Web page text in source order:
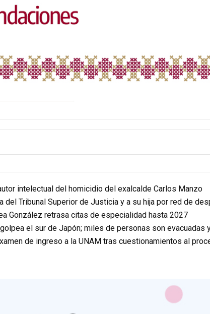
intelectual del homicidio del exalcalde Carlos Manzo
del Tribunal Superior de Justicia y a su hija por red de
González retrasa citas de especialidad hasta 2027
el sur de Japón; miles de personas son evacuadas
de ingreso a la UNAM tras cuestionamientos al